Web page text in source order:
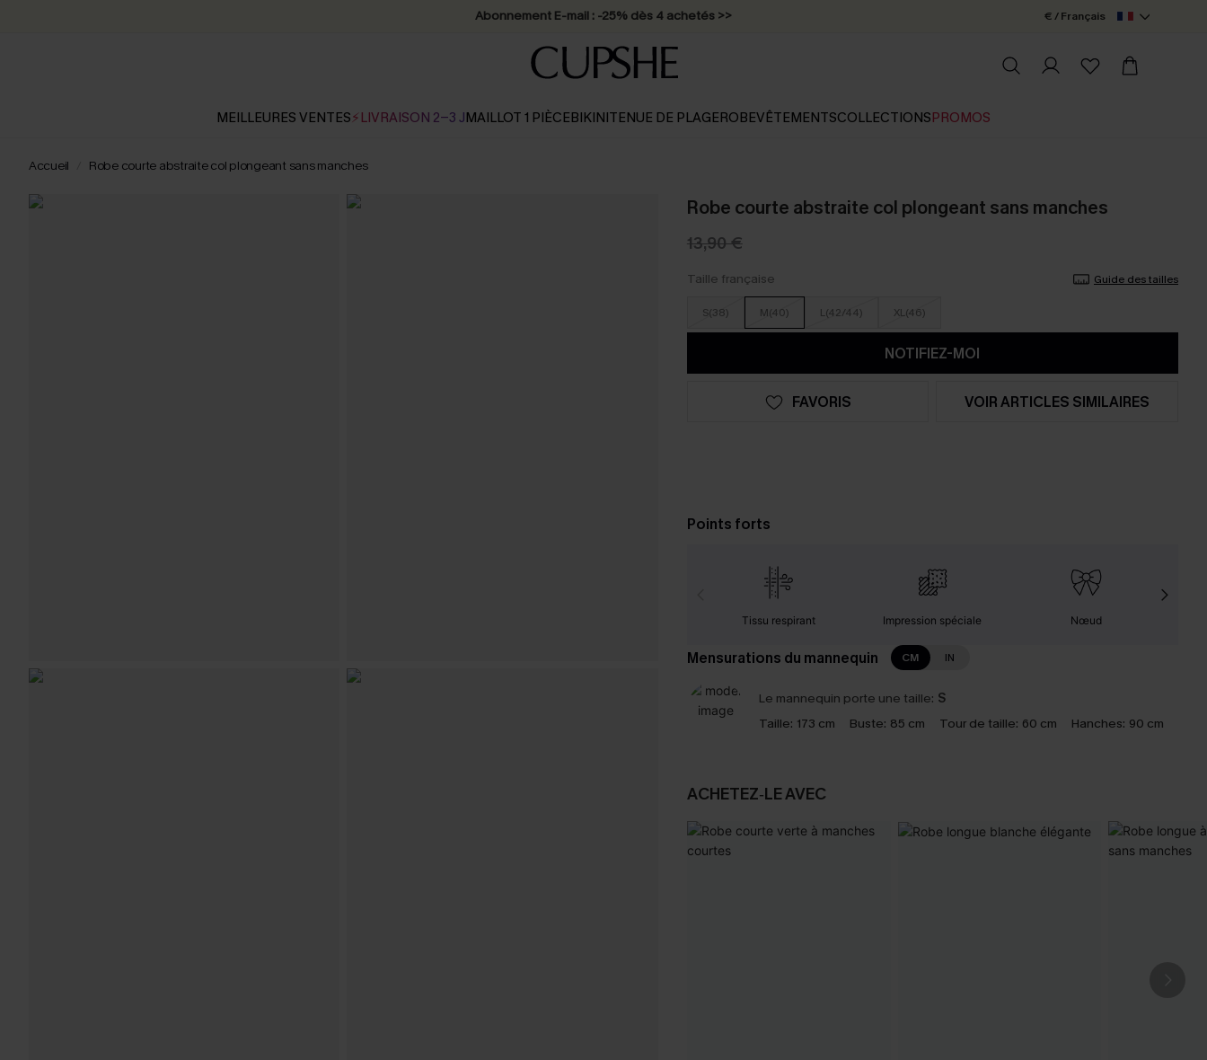
Abonnement E-mail : -25% dès 4 achetés >> € / Français
MEILLEURES VENTES⚡LIVRAISON 2-3 JMAILLOT 1 PIÈCEBIKINITENUE DE PLAGEROBEVÊTEMENTSCOLLECTIONSPROMOS
Accueil Robe courte abstraite col plongeant sans manches
Robe courte abstraite col plongeant sans manches
13,90 €
Taille française Guide des tailles
S(38) M(40) L(42/44) XL(46)
NOTIFIEZ-MOI
FAVORIS VOIR ARTICLES SIMILAIRES
Points forts
Tissu respirant Impression spéciale Nœud
Mensurations du mannequin CM IN
Le mannequin porte une taille: S
Taille: 173 cm Buste: 85 cm Tour de taille: 60 cm Hanches: 90 cm
ACHETEZ‑LE AVEC